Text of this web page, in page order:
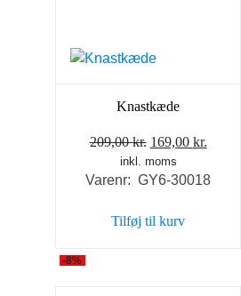
Knastkæde
209,00kr. Den
oprindelige
pris
209,00 kr..
169,00 kr.
pris
inkl. moms
Varenr: GY6-30018
Tilføj til kurv
-8%